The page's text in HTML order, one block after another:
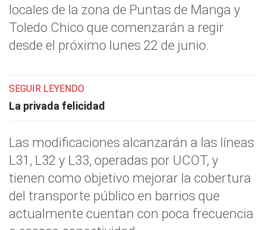
locales de la zona de Puntas de Manga y
Toledo Chico que comenzarán a regir
desde el próximo lunes 22 de junio.
SEGUIR LEYENDO
La privada felicidad
Las modificaciones alcanzarán a las líneas
L31, L32 y L33, operadas por UCOT, y
tienen como objetivo mejorar la cobertura
del transporte público en barrios que
actualmente cuentan con poca frecuencia